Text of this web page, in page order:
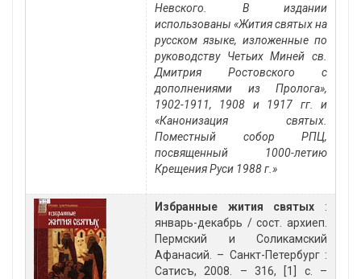
Невского. В издании
использованы «Жития святых на
русском языке, изложенные по
руководству Четьих Миней св.
Дмитрия Ростовского с
дополнениями из Пролога»,
1902-1911, 1908 и 1917 гг. и
«Канонизация святых.
Поместный собор РПЦ,
посвященный 1000-летию
Крещения Руси 1988 г.»
Избранные жития святых :
январь-декабрь / сост. архиеп.
Пермский и Соликамский
Афанасий. – Санкт-Петербург :
Сатисъ, 2008. – 316, [1] с. –